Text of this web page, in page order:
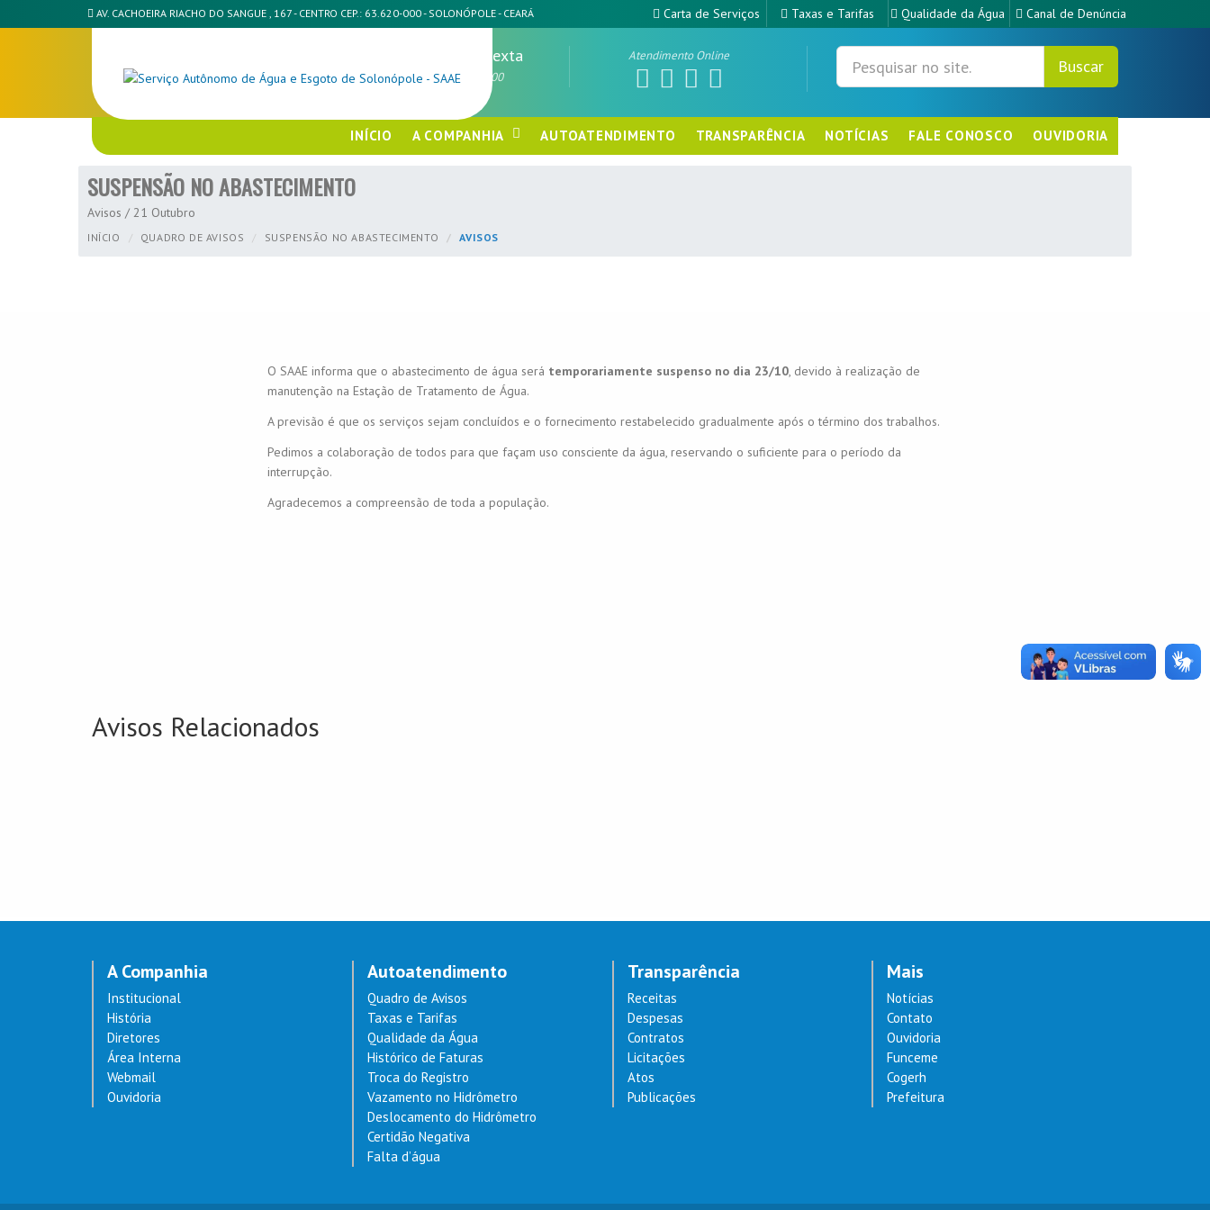
AV. CACHOEIRA RIACHO DO SANGUE , 167 - CENTRO CEP.: 63.620-000 - SOLONÓPOLE - CEARÁ Carta de Serviços Taxas e Tarifas Qualidade da Água Canal de Denúncia
Segunda à Sexta
das 07:00 às 13:00
Atendimento Online
Buscar
INÍCIO A COMPANHIA AUTOATENDIMENTO TRANSPARÊNCIA NOTÍCIAS FALE CONOSCO OUVIDORIA
SUSPENSÃO NO ABASTECIMENTO
Avisos / 21 Outubro
INÍCIO QUADRO DE AVISOS SUSPENSÃO NO ABASTECIMENTO AVISOS
O SAAE informa que o abastecimento de água será temporariamente suspenso no dia 23/10, devido à realização de
manutenção na Estação de Tratamento de Água.
A previsão é que os serviços sejam concluídos e o fornecimento restabelecido gradualmente após o término dos trabalhos.
Pedimos a colaboração de todos para que façam uso consciente da água, reservando o suficiente para o período da
interrupção.
Agradecemos a compreensão de toda a população.
Avisos Relacionados
A Companhia
Institucional
História
Diretores
Área Interna
Webmail
Ouvidoria
Autoatendimento
Quadro de Avisos
Taxas e Tarifas
Qualidade da Água
Histórico de Faturas
Troca do Registro
Vazamento no Hidrômetro
Deslocamento do Hidrômetro
Certidão Negativa
Falta d’água
Transparência
Receitas
Despesas
Contratos
Licitações
Atos
Publicações
Mais
Notícias
Contato
Ouvidoria
Funceme
Cogerh
Prefeitura